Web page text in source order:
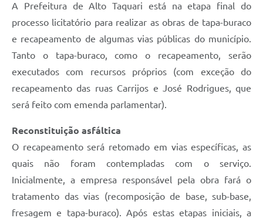
A Prefeitura de Alto Taquari está na etapa final do
processo licitatório para realizar as obras de tapa-buraco
e recapeamento de algumas vias públicas do município.
Tanto o tapa-buraco, como o recapeamento, serão
executados com recursos próprios (com exceção do
recapeamento das ruas Carrijos e José Rodrigues, que
será feito com emenda parlamentar).
Reconstituição asfáltica
O recapeamento será retomado em vias específicas, as
quais não foram contempladas com o serviço.
Inicialmente, a empresa responsável pela obra fará o
tratamento das vias (recomposição de base, sub-base,
fresagem e tapa-buraco). Após estas etapas iniciais, a